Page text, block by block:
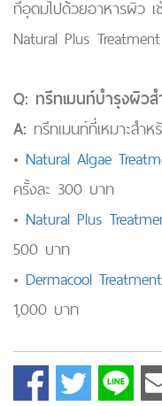
ที่อุดมไปด้วยอาหารผิว
Natural Plus
Q: ทรีทเมนท์บำรุงผิว
A: ทรีทเมนท์ที่เหมาะส
• Natural Algae
ครั้งละ 300 บาท
• Natural Plus
500 บาท
• Dermacool Treatment
1,000 บาท